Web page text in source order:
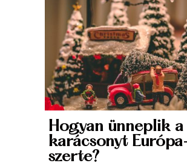
Hogyan ünneplik a
karácsonyt
szerte?